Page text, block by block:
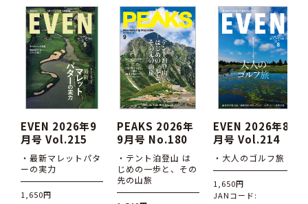
EVEN 2026年9
月号 Vol.215
・最新マレットパタ
ーの実力
1,650円
PEAKS 2026年
9月号 No.180
・テント泊登山 は
じめの一歩と、その
先の山旅
EVEN 2026年8
月号 Vol.214
・大人のゴルフ旅
1,650円
JANコード: